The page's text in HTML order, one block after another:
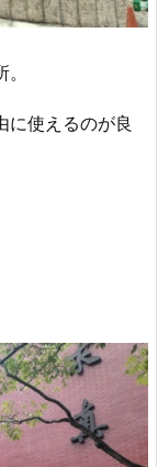
に使えるのが良